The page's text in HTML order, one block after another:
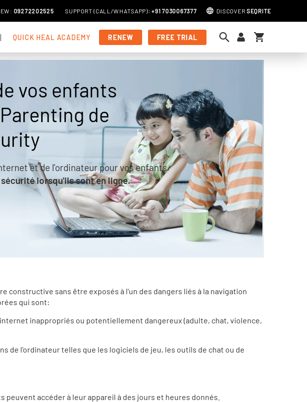
: 09272202525 SUPPORT (CALL /WHATSAPP): +91 7030067377 DISCOVER SEQRITE
QUICK HEAL ACADEMY RENEW FREE TRIAL My Cart
vos enfants
de
et de l'ordinateur pour vos enfants.
lorsqu'ils sont en ligne.
constructive sans être exposés à l'un des dangers liés à la navigation
qui sont:
inappropriés ou potentiellement dangereux (adulte, chat, violence,
de l'ordinateur telles que les logiciels de jeu, les outils de chat ou de
accéder à leur appareil à des jours et heures donnés.